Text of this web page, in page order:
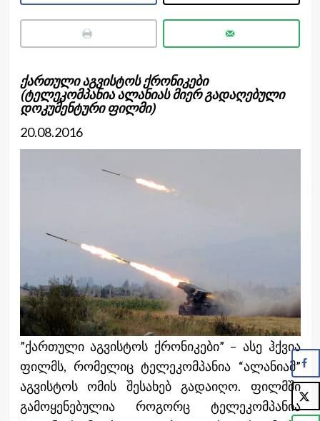
ქართული აგვისტოს ქრონიკები
(ტელეკომპანია ალანიას მიერ გადაღებული
დოკუმენტური ფილმი)
20.08.2016
”ქართული აგვისტოს ქრონიკები” – ასე ჰქვია
ფილმს, რომელიც ტელეკომპანია “ალანიამ”
აგვისტოს ომის შესახებ გადაიღო. ფილმში
გამოყენებულია როგორც ტელეკომპანია